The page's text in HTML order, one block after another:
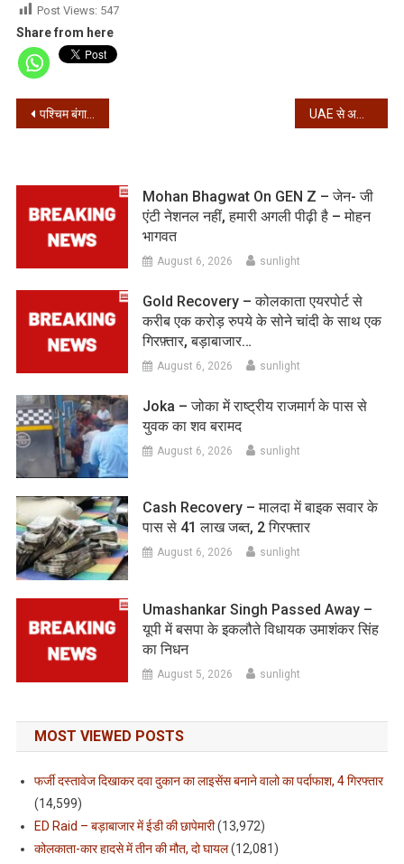
Post Views: 547
Share from here
Post
पश्चिम बंगाल – 24 घंटे में मिले 2982 संक्रमित, 56 की मौत UAE से अचानक भारत लौटे सुरेश रैना, IPL के पूरे सीजन से बाहर
Mohan Bhagwat On GEN Z – जेन- जी
एंटी नेशनल नहीं, हमारी अगली पीढ़ी है – मोहन
भागवत
August 6, 2026 sunlight
Gold Recovery – कोलकाता एयरपोर्ट से
करीब एक करोड़ रुपये के सोने चांदी के साथ एक
गिरफ़्तार, बड़ाबाजार…
August 6, 2026 sunlight
Joka – जोका में राष्ट्रीय राजमार्ग के पास से
युवक का शव बरामद
August 6, 2026 sunlight
Cash Recovery – मालदा में बाइक सवार के
पास से 41 लाख जब्त, 2 गिरफ्तार
August 6, 2026 sunlight
Umashankar Singh Passed Away –
यूपी में बसपा के इकलौते विधायक उमाशंकर सिंह
का निधन
August 5, 2026 sunlight
MOST VIEWED POSTS
फर्जी दस्तावेज दिखाकर दवा दुकान का लाइसेंस बनाने वालो का पर्दाफाश, 4 गिरफ्तार
(14,599)
ED Raid – बड़ाबाजार में ईडी की छापेमारी(13,972)
कोलकाता-कार हादसे में तीन की मौत, दो घायल(12,081)